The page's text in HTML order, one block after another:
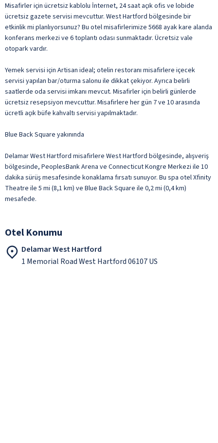
Misafirler için ücretsiz kablolu İnternet, 24 saat açık ofis ve lobide
ücretsiz gazete servisi mevcuttur. West Hartford bölgesinde bir
etkinlik mi planlıyorsunuz? Bu otel misafirlerimize 5668 ayak kare alanda
konferans merkezi ve 6 toplantı odası sunmaktadır. Ücretsiz vale
otopark vardır.
Yemek servisi için Artisan ideal; otelin restoranı misafirlere içecek
servisi yapılan bar/oturma salonu ile dikkat çekiyor. Ayrıca belirli
saatlerde oda servisi imkanı mevcut. Misafirler için belirli günlerde
ücretsiz resepsiyon mevcuttur. Misafirlere her gün 7 ve 10 arasında
ücretli açık büfe kahvaltı servisi yapılmaktadır.
Blue Back Square yakınında
Delamar West Hartford misafirlere West Hartford bölgesinde, alışveriş
bölgesinde, PeoplesBank Arena ve Connecticut Kongre Merkezi ile 10
dakika sürüş mesafesinde konaklama fırsatı sunuyor. Bu spa otel Xfinity
Theatre ile 5 mi (8,1 km) ve Blue Back Square ile 0,2 mi (0,4 km)
mesafede.
Otel Konumu
Delamar West Hartford
1 Memorial Road West Hartford 06107 US